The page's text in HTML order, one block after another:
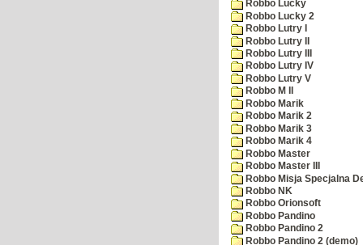
Robbo Lucky
Robbo Lucky 2
Robbo Lutry I
Robbo Lutry II
Robbo Lutry III
Robbo Lutry IV
Robbo Lutry V
Robbo M II
Robbo Marik
Robbo Marik 2
Robbo Marik 3
Robbo Marik 4
Robbo Master
Robbo Master III
Robbo Misja Specjalna
Robbo NK
Robbo Orionsoft
Robbo Pandino
Robbo Pandino 2
Robbo Pandino 2 (demo)